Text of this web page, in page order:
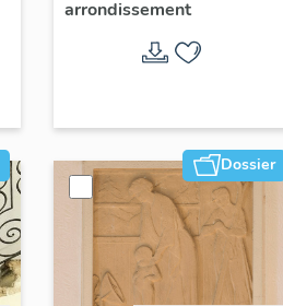
arrondissement
Dossier